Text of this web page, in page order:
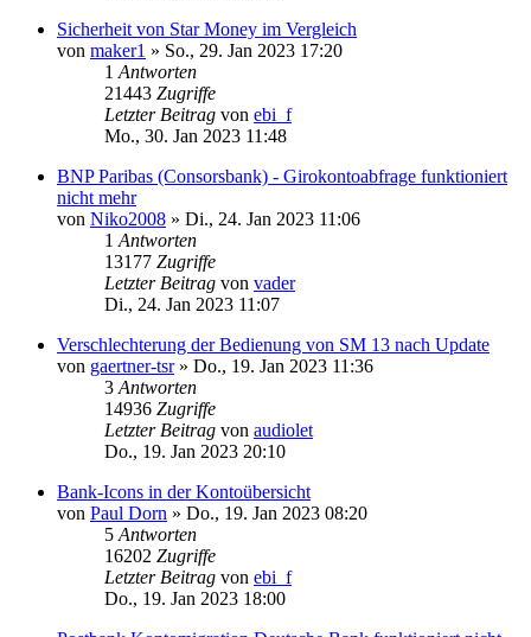
Sicherheit von Star Money im Vergleich
von maker1 » So., 29. Jan 2023 17:20
1 Antworten
21443 Zugriffe
Letzter Beitrag von ebi_f
Mo., 30. Jan 2023 11:48
BNP Paribas (Consorsbank) - Girokontoabfrage funktioniert
nicht mehr
von Niko2008 » Di., 24. Jan 2023 11:06
1 Antworten
13177 Zugriffe
Letzter Beitrag von vader
Di., 24. Jan 2023 11:07
Verschlechterung der Bedienung von SM 13 nach Update
von gaertner-tsr» Do., 19. Jan 2023 11:36
3 Antworten
14936 Zugriffe
Letzter Beitrag von audiolet
Do., 19. Jan 2023 20:10
Bank-Icons in der Kontoübersicht
von Paul Dorn » Do., 19. Jan 2023 08:20
5 Antworten
16202 Zugriffe
Letzter Beitrag von ebi_f
Do., 19. Jan 2023 18:00